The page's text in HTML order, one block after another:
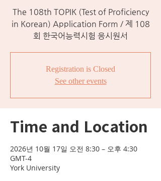
The 108th TOPIK (Test of Proficiency
in Korean) Application Form / 제 108
회 한국어능력시험 응시원서
Registration is Closed
See other events
Time and Location
2026년 10월 17일 오전 8:30 – 오후 4:30
GMT-4
York University